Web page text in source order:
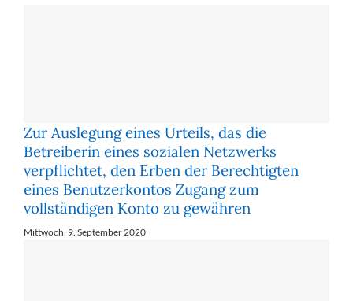
Zur Auslegung eines Urteils, das die
Betreiberin eines sozialen Netzwerks
verpflichtet, den Erben der Berechtigten
eines Benutzerkontos Zugang zum
vollständigen Konto zu gewähren
Mittwoch, 9. September 2020